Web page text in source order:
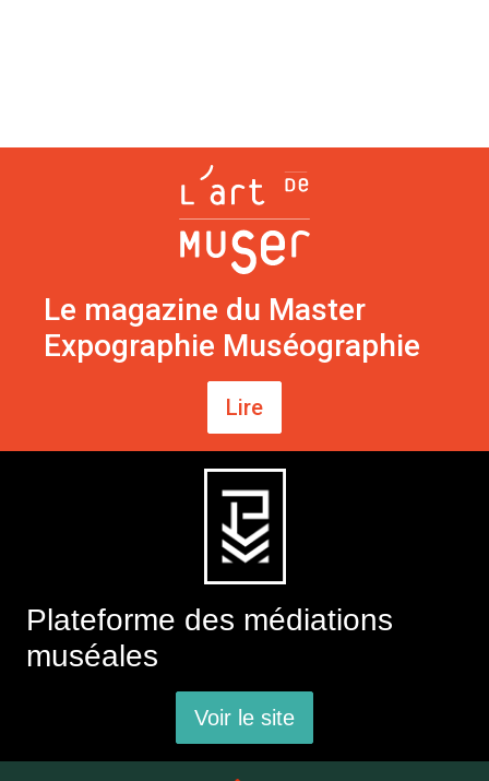
Le magazine du Master
Expographie Muséographie
Lire
Plateforme des médiations
muséales
Voir le site